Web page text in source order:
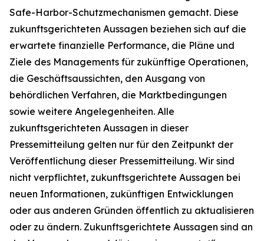
Safe-Harbor-Schutzmechanismen gemacht. Diese
zukunftsgerichteten Aussagen beziehen sich auf die
erwartete finanzielle Performance, die Pläne und
Ziele des Managements für zukünftige Operationen,
die Geschäftsaussichten, den Ausgang von
behördlichen Verfahren, die Marktbedingungen
sowie weitere Angelegenheiten. Alle
zukunftsgerichteten Aussagen in dieser
Pressemitteilung gelten nur für den Zeitpunkt der
Veröffentlichung dieser Pressemitteilung. Wir sind
nicht verpflichtet, zukunftsgerichtete Aussagen bei
neuen Informationen, zukünftigen Entwicklungen
oder aus anderen Gründen öffentlich zu aktualisieren
oder zu ändern. Zukunftsgerichtete Aussagen sind an